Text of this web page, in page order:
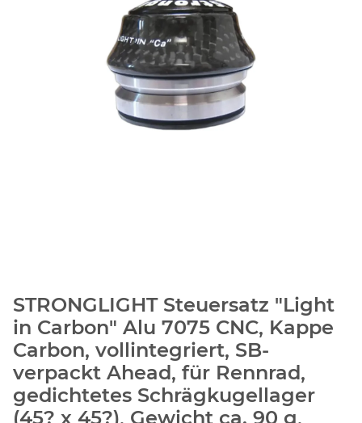
STRONGLIGHT Steuersatz "Light
in Carbon" Alu 7075 CNC, Kappe
Carbon, vollintegriert, SB-
verpackt Ahead, für Rennrad,
gedichtetes Schrägkugellager
(45? x 45?), Gewicht ca. 90 g,